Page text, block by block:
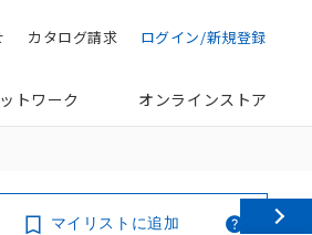
ログイン/新規登録
カタログ請求
トワーク オンラインストア
マイリストに追加